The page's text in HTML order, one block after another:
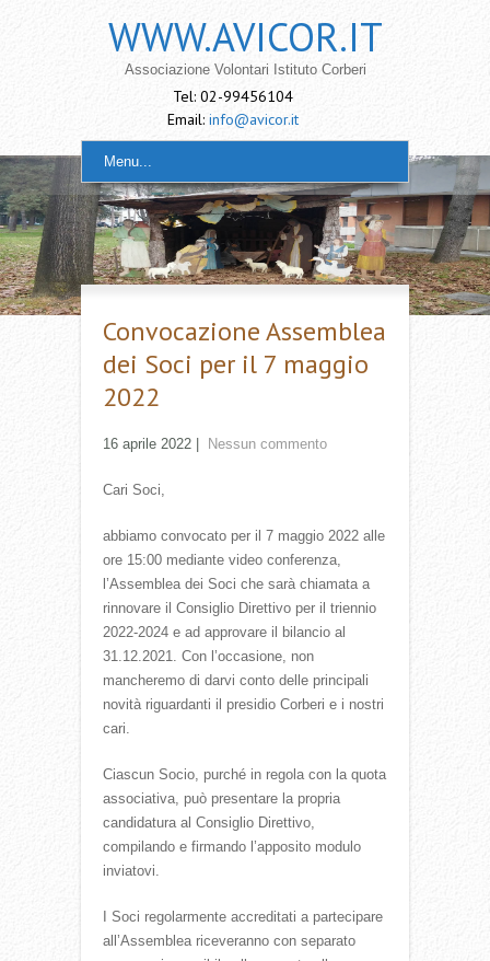
WWW.AVICOR.IT
Associazione Volontari Istituto Corberi
Tel: 02-99456104
Email: info@avicor.it
Menu...
Convocazione Assemblea
dei Soci per il 7 maggio
2022
16 aprile 2022 Nessun commento
Cari Soci,
abbiamo convocato per il 7 maggio 2022 alle
ore 15:00 mediante video conferenza,
l’Assemblea dei Soci che sarà chiamata a
rinnovare il Consiglio Direttivo per il triennio
2022-2024 e ad approvare il bilancio al
31.12.2021. Con l’occasione, non
mancheremo di darvi conto delle principali
novità riguardanti il presidio Corberi e i nostri
cari.
Ciascun Socio, purché in regola con la quota
associativa, può presentare la propria
candidatura al Consiglio Direttivo,
compilando e firmando l’apposito modulo
inviatovi.
I Soci regolarmente accreditati a partecipare
all’Assemblea riceveranno con separato